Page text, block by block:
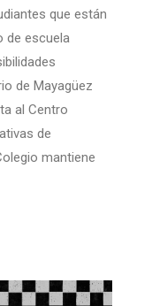
que están
de escuela
de Mayagüez
al Centro
de
mantiene